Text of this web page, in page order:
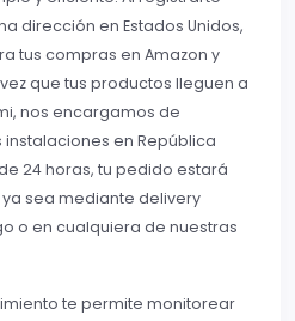
dirección en Estados Unidos,
tus compras en Amazon y
que tus productos lleguen a
nos encargamos de
en República
24 horas, tu pedido estará
sea mediante delivery
o en cualquiera de nuestras
te permite monitorear